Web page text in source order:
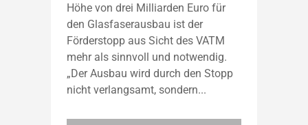
Höhe von drei Milliarden Euro für
den Glasfaserausbau ist der
Förderstopp aus Sicht des VATM
mehr als sinnvoll und notwendig.
„Der Ausbau wird durch den Stopp
nicht verlangsamt, sondern...